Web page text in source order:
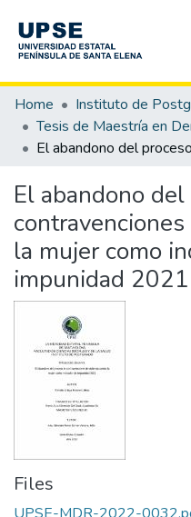
Communities & Collections
All of DSpace
Statistics
Home Instituto de
El abandono
la mujer como
impunidad 2021
Files